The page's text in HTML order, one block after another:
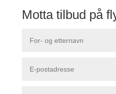
Motta tilbud på